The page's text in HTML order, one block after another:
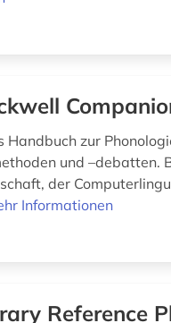
Handbuch zur
und
der
Informationen
Reference